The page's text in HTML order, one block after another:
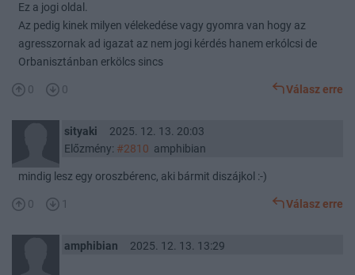
Ez a jogi oldal.
Az pedig kinek milyen vélekedése vagy gyomra van hogy az
agresszornak ad igazat az nem jogi kérdés hanem erkólcsi de
Orbanisztánban erkölcs sincs
0 0 Válasz erre
sityaki
2025. 12. 13. 20:03
Előzmény: #2810 amphibian
mindig lesz egy oroszbérenc, aki bármit diszájkol :-)
0 1 Válasz erre
amphibian 2025. 12. 13. 13:29